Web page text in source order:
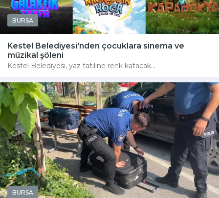
BURSA
Kestel Belediyesi'nden çocuklara sinema ve
müzikal şöleni
Kestel Belediyesi, yaz tatiline renk katacak...
BURSA